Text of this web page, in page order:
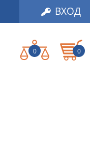
ВХОД
0 0